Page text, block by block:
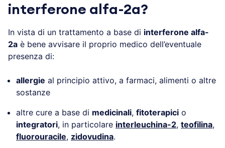
interferone alfa-2a?
In vista di un trattamento a base di interferone alfa-
2a è bene avvisare il proprio medico dell’eventuale
presenza di:
allergie al principio attivo, a farmaci, alimenti o altre
sostanze
altre cure a base di medicinali, fitoterapici o
integratori, in particolare interleuchina-2, teofilina,
fluorouracile, zidovudina.